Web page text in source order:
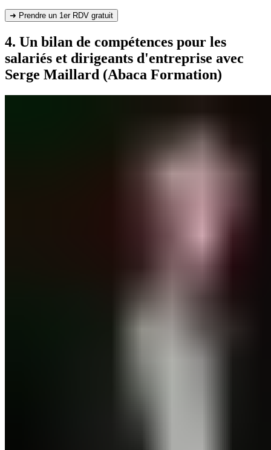
➜ Prendre un 1er RDV gratuit
4. Un bilan de compétences pour les
salariés et dirigeants d'entreprise avec
Serge Maillard (Abaca Formation)